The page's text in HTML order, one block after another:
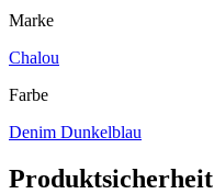
Marke
Chalou
Farbe
Denim Dunkelblau
Produktsicherheit